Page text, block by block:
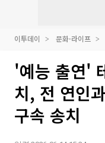
이투데이 문화·라이프
'예능 출연'
치, 전 연인
구속 송치